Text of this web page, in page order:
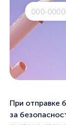
При отправке
за